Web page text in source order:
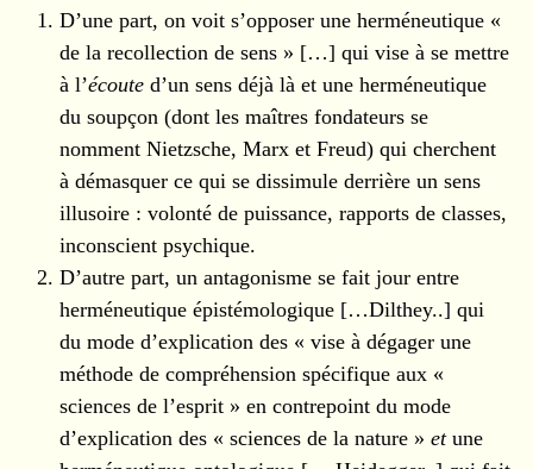
D’une part, on voit s’opposer une herméneutique «
de la recollection de sens » […] qui vise à se mettre
à l’écoute d’un sens déjà là et une herméneutique
du soupçon (dont les maîtres fondateurs se
nomment Nietzsche, Marx et Freud) qui cherchent
à démasquer ce qui se dissimule derrière un sens
illusoire : volonté de puissance, rapports de classes,
inconscient psychique.
D’autre part, un antagonisme se fait jour entre
herméneutique épistémologique […Dilthey..] qui
du mode d’explication des « vise à dégager une
méthode de compréhension spécifique aux «
sciences de l’esprit » en contrepoint du mode
d’explication des « sciences de la nature »etune